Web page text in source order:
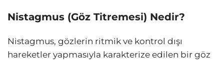
Nistagmus (Göz Titremesi) Nedir?
Nistagmus, gözlerin ritmik ve kontrol dışı
hareketler yapmasıyla karakterize edilen bir göz